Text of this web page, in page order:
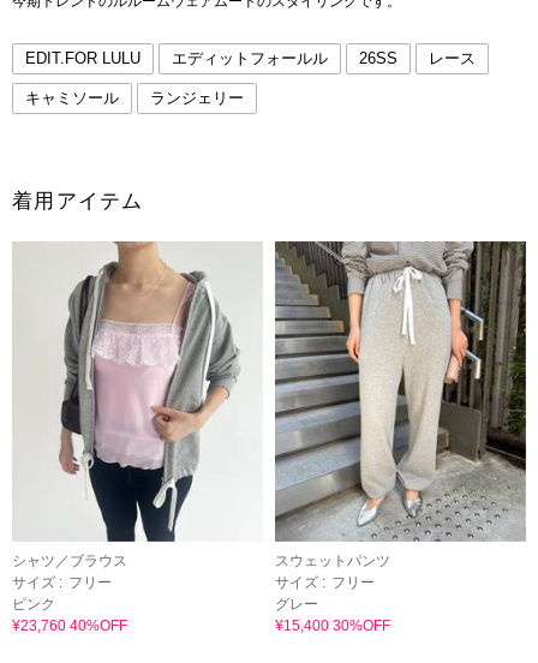
EDIT.FOR LULU エディットフォールル 26SS レース
キャミソール ランジェリー
着用アイテム
シャツ／ブラウス
サイズ : フリー
ピンク
¥23,760 40%OFF
スウェットパンツ
サイズ : フリー
グレー
¥15,400 30%OFF